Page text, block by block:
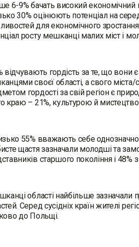
6-9% бачать високий економічний
30% оцінюють потенціал на
для економічного зростання
росту мешканці малих міст і
відчувають гордість за те, що
своєї області, а свого
гордості за свій регіон є
краю – 21%, культурою й
55% вважають себе
щастя зазначали молодші та
старшого покоління і
області найбільше зазначали
Серед сусідніх країн жителі
до Польщі.